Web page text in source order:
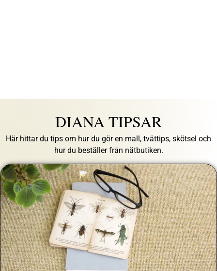
DIANA TIPSAR
Här hittar du tips om hur du gör en mall, tvättips, skötsel och
hur du beställer från nätbutiken.